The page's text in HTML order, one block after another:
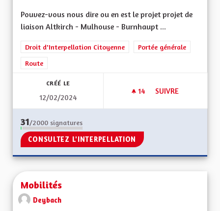
Pouvez-vous nous dire ou en est le projet projet de
liaison Altkirch - Mulhouse - Burnhaupt ...
Droit d'Interpellation Citoyenne
Portée générale
Route
CRÉÉ LE
12/02/2024
14 14 ABONNÉS
SUIVRE
31/2000 signatures
CONSULTEZ L'INTERPELLATION
Mobilités
Deybach